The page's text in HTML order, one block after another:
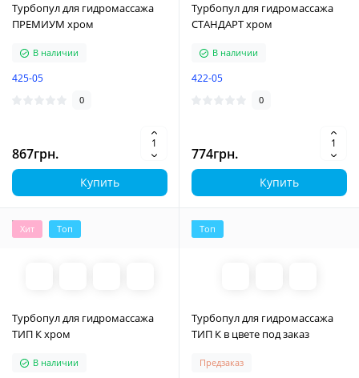
Турбопул для гидромассажа
ПРЕМИУМ хром
В наличии
425-05
0
867грн.
Купить
Турбопул для гидромассажа
СТАНДАРТ хром
В наличии
422-05
0
774грн.
Купить
Хит Топ
Турбопул для гидромассажа
ТИП К хром
В наличии
Топ
Турбопул для гидромассажа
ТИП К в цвете под заказ
Предзаказ